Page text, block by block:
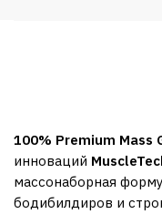
100% Premium Mass
инноваций
массонаборная
бодибилдиров и